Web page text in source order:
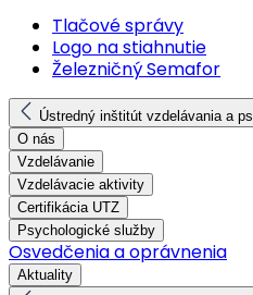
Tlačové správy
Logo na stiahnutie
Železničný Semafor
Ústredný inštitút vzdelávania a
O nás
Vzdelávanie
Vzdelávacie aktivity
Certifikácia UTZ
Psychologické služby
Osvedčenia a oprávnenia
Aktuality